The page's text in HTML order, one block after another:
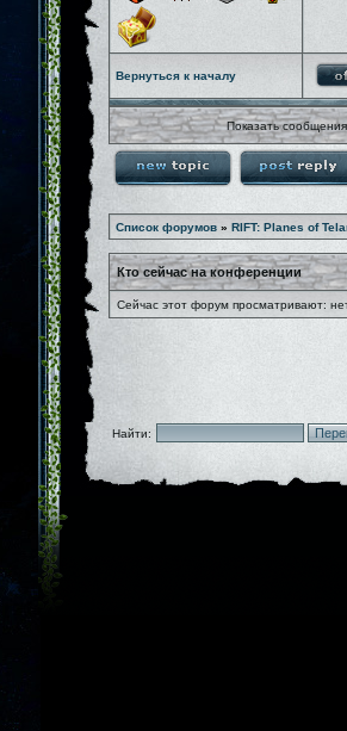
Вернуться к началу
Показать
Список форумов » RIFT: Planes of
Кто сейчас на конференции
Сейчас этот форум просматривают:
Найти: